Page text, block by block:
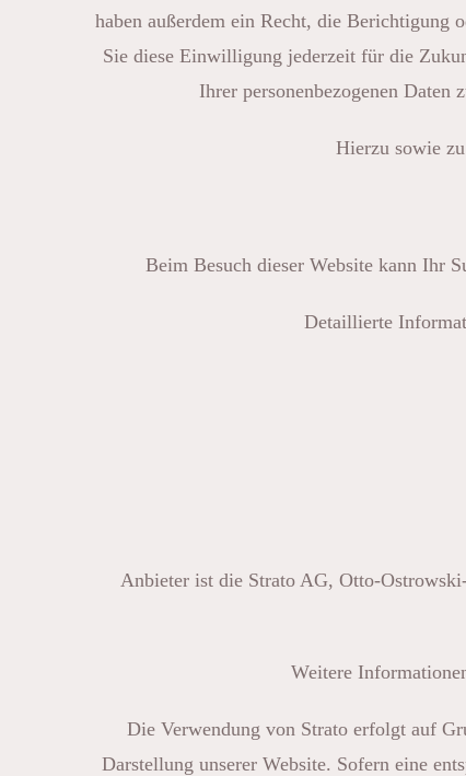
haben außerdem ein Recht, die Berichtigung
Sie diese Einwilligung jederzeit für die
Ihrer personenbezogenen Daten
Hierzu sowie
Beim Besuch dieser Website kann Ihr
Detaillierte
Anbieter ist die Strato AG, Otto-
Weitere
Die Verwendung von Strato erfolgt auf
Darstellung unserer Website. Sofern eine